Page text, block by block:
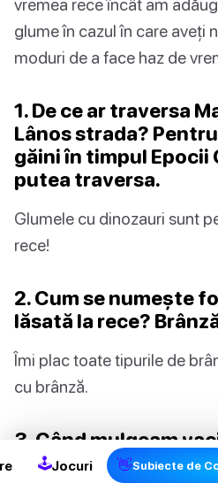
2
vremea rece încât am
glume în cazul în care aveți
moduri de a face haz de
1. De ce ar traversa
Lânos strada?
găini în timpul Epocii
putea traversa.
Glumele cu dinozauri sunt
rece!
2. Cum se numește
lăsată la rece?
Îmi plac toate tipurile de
cu brânză.
3. Când mulgeam
înghețată.
🕹Jocuri 👋Subiecte de